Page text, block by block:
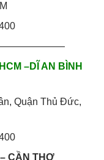
–DĨ AN BÌNH
Quận Thủ Đức,
CẦN THƠ